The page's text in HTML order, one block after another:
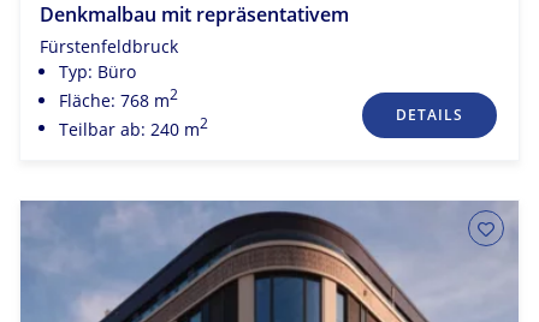
Denkmalbau mit repräsentativem
Fürstenfeldbruck
Typ: Büro
Fläche: 768 m2
Teilbar ab: 240 m2 DETAILS